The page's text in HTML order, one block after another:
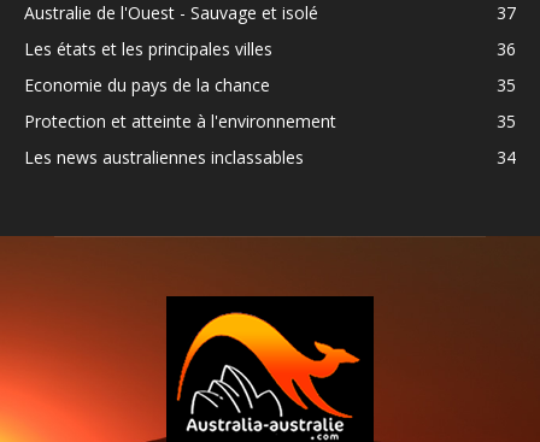
Australie de l'Ouest - Sauvage et isolé
37
Les états et les principales villes
36
Economie du pays de la chance
35
Protection et atteinte à l'environnement
35
Les news australiennes inclassables
34